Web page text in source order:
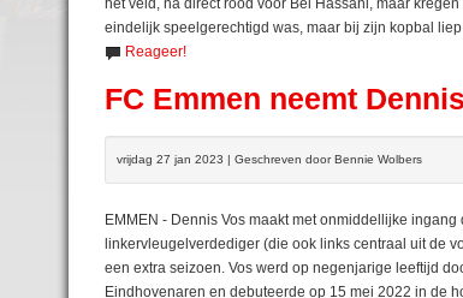
het veld, na direct rood voor Bel Hassani, maar
eindelijk speelgerechtigd was, maar bij zijn kopbal
Reageer!
FC Emmen neemt
vrijdag 27 jan 2023 | Geschreven door Bennie Wolbers
EMMEN - Dennis Vos maakt met onmiddellijke
linkervleugelverdediger (die ook links centraal uit de
een extra seizoen. Vos werd op negenjarige leeftijd
Eindhovenaren en debuteerde op 15 mei 2022 in de